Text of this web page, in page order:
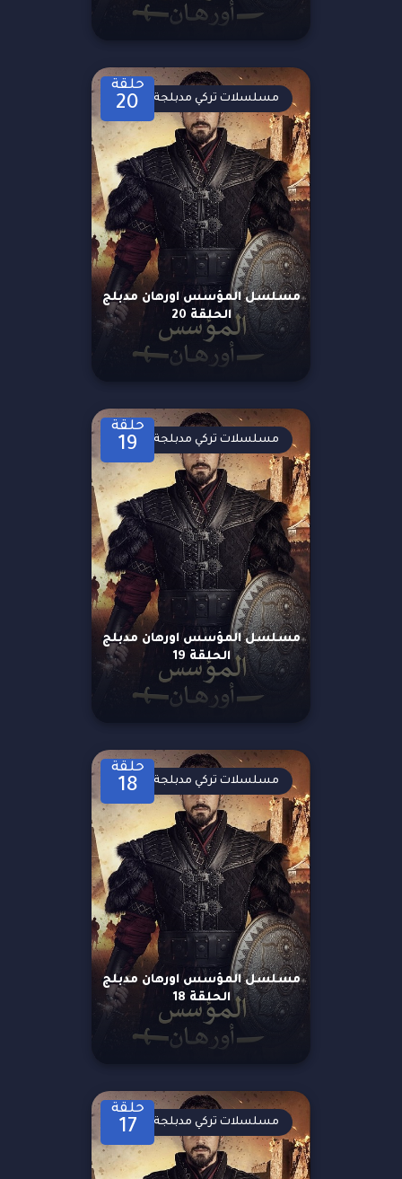
حلقة
20
مسلسل المؤسس اورهان مدبلج
الحلقة 20
مسلسلات تركي مدبلجة
حلقة
19
مسلسل المؤسس اورهان مدبلج
الحلقة 19
مسلسلات تركي مدبلجة
حلقة
18
مسلسل المؤسس اورهان مدبلج
الحلقة 18
مسلسلات تركي مدبلجة
حلقة
17 مسلسلات تركي مدبلجة